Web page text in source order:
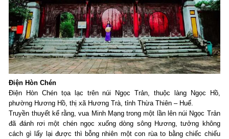
Điện Hòn Chén
Điện Hòn Chén tọa lạc trên núi Ngọc Trản, thuộc làng Ngọc Hồ,
phường Hương Hồ, thị xã Hương Trà, tỉnh Thừa Thiên – Huế.
Truyền thuyết kể rằng, vua Minh Mạng trong một lần lên núi Ngọc Trản
đã đánh rơi một chén ngọc xuống dòng sông Hương, tưởng không
cách gì lấy lại được thì bỗng nhiên một con rùa to bằng chiếc chiếu